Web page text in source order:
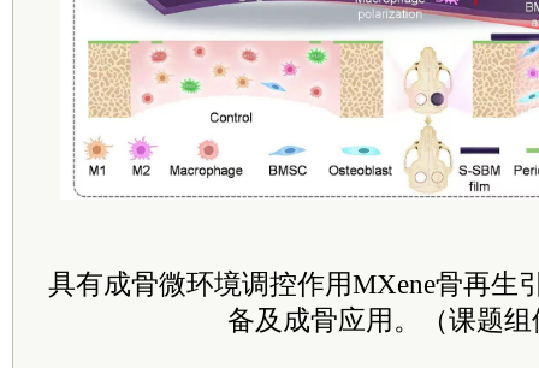
具有成骨微环境调控作用MXene骨再生
备及成骨应用。（课题